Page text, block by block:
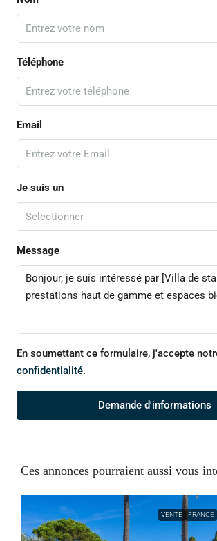
Téléphone
Email
Je suis un
Sélectionner
Message
En soumettant ce formulaire, j'accepte
confidentialité.
Demande d'informations
Ces annonces pourraient aussi vous
VENTE FRANCE